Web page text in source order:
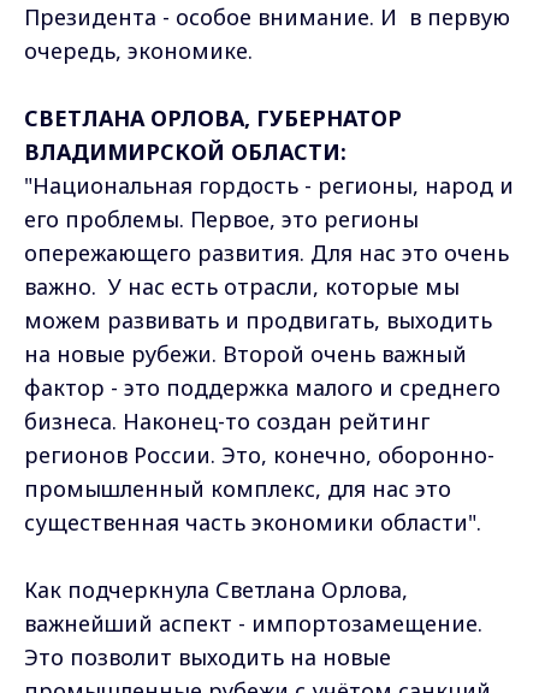
Президента - особое внимание. И в первую
очередь, экономике.
СВЕТЛАНА ОРЛОВА, ГУБЕРНАТОР
ВЛАДИМИРСКОЙ ОБЛАСТИ:
"Национальная гордость - регионы, народ и
его проблемы. Первое, это регионы
опережающего развития. Для нас это очень
важно. У нас есть отрасли, которые мы
можем развивать и продвигать, выходить
на новые рубежи. Второй очень важный
фактор - это поддержка малого и среднего
бизнеса. Наконец-то создан рейтинг
регионов России. Это, конечно, оборонно-
промышленный комплекс, для нас это
существенная часть экономики области".
Как подчеркнула Светлана Орлова,
важнейший аспект - импортозамещение.
Это позволит выходить на новые